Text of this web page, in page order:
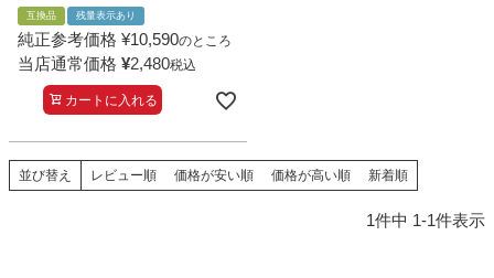
互換品 残量表示あり
純正参考価格 ¥10,590のところ
当店通常価格 ¥2,480税込
カートに入れる
並び替え レビュー順 価格が安い順 価格が高い順 新着順
1件中 1-1件表示